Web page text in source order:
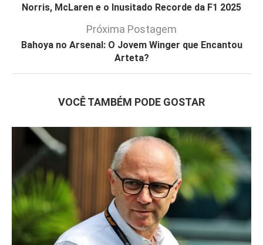
Norris, McLaren e o Inusitado Recorde da F1 2025
Próxima Postagem
Bahoya no Arsenal: O Jovem Winger que Encantou
Arteta?
VOCÊ TAMBÉM PODE GOSTAR